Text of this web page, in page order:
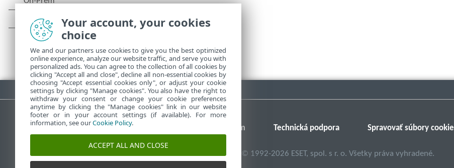
Stiahnuť PDF
Databáza znalostí ESET ESET Fórum Technická podpora Spravovať súbory cookie
© 1992-2026 ESET, spol. s r. o. Všetky práva vyhradené.
Your account, your cookies
choice
We and our partners use cookies to give you the best optimized
online experience, analyze our website traffic, and serve you with
personalized ads. You can agree to the collection of all cookies by
clicking "Accept all and close", decline all non-essential cookies by
choosing "Accept essential cookies only", or adjust your cookie
settings by clicking "Manage cookies". You also have the right to
withdraw your consent or change your cookie preferences
anytime by clicking the "Manage cookies" link in our website
footer or in your account settings (if available). For more
information, see ourCookie Policy.
ACCEPT ALL AND CLOSE